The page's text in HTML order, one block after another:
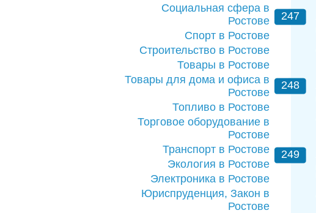
Социальная сфера в
Ростове
Спорт в Ростове
Строительство в Ростове
Товары в Ростове
Товары для дома и офиса в
Ростове
Топливо в Ростове
Торговое оборудование в
Ростове
Транспорт в Ростове
Экология в Ростове
Электроника в Ростове
Юриспруденция, Закон в
Ростове
247
248
249